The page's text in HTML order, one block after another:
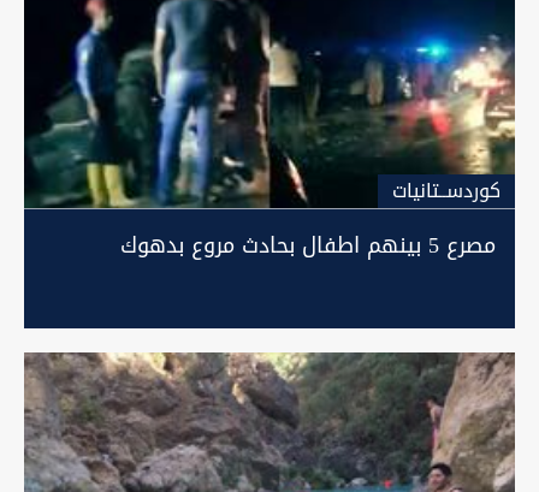
كوردســتانيات
مصرع 5 بينهم اطفال بحادث مروع بدهوك